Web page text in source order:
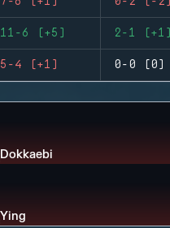
11-6 (+5) 2-1 (+1)
5-4 (+1) 0-0 (0)